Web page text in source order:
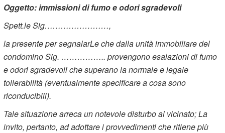
Oggetto: immissioni di fumo e odori sgradevoli
Spett.le Sig……………………,
la presente per segnalarLe che dalla unità immobiliare del
condomino Sig. …………….. provengono esalazioni di fumo
e odori sgradevoli che superano la normale e legale
tollerabilità (eventualmente specificare a cosa sono
riconducibili).
Tale situazione arreca un notevole disturbo al vicinato; La
invito, pertanto, ad adottare i provvedimenti che ritiene più